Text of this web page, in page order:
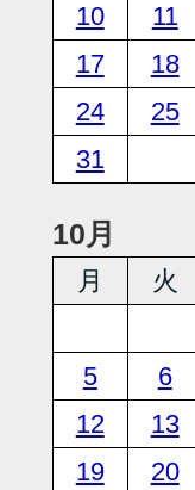
10
11
17
18
24
25
31
10月
月 火
5
6
12
13
19
20